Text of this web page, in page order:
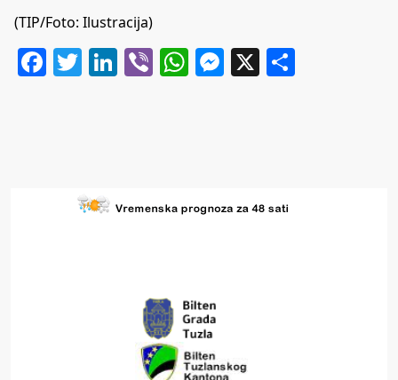
(TIP/Foto: Ilustracija)
Facebook
Twitter
LinkedIn
ViberWhatsApp
Messenger
X